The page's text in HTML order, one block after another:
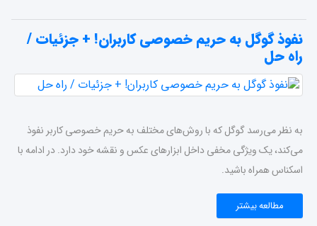
نفوذ گوگل به حریم خصوصی کاربران! + جزئیات /
راه حل
به نظر می‌رسد گوگل که با روش‌های مختلف به حریم خصوصی کاربر نفوذ
می‌کند، یک ویژگی مخفی داخل ابزارهای عکس و نقشه خود دارد. در ادامه با
اسکناس همراه باشید.
مطالعه بیشتر